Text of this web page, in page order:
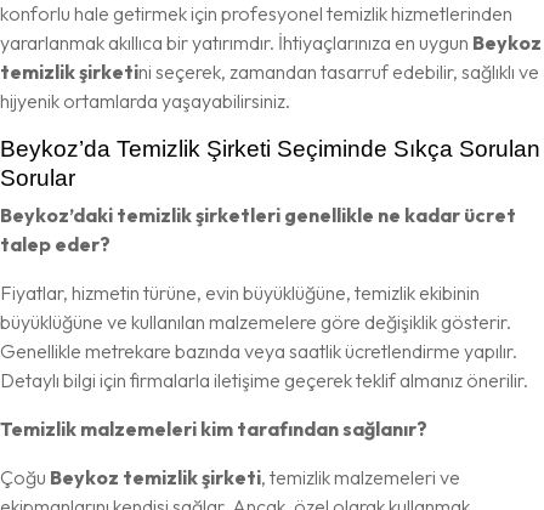
konforlu hale getirmek için profesyonel temizlik hizmetlerinden
yararlanmak akıllıca bir yatırımdır. İhtiyaçlarınıza en uygun Beykoz
temizlik şirketini seçerek, zamandan tasarruf edebilir, sağlıklı ve
hijyenik ortamlarda yaşayabilirsiniz.
Beykoz’da Temizlik Şirketi Seçiminde Sıkça Sorulan
Sorular
Beykoz’daki temizlik şirketleri genellikle ne kadar ücret
talep eder?
Fiyatlar, hizmetin türüne, evin büyüklüğüne, temizlik ekibinin
büyüklüğüne ve kullanılan malzemelere göre değişiklik gösterir.
Genellikle metrekare bazında veya saatlik ücretlendirme yapılır.
Detaylı bilgi için firmalarla iletişime geçerek teklif almanız önerilir.
Temizlik malzemeleri kim tarafından sağlanır?
Çoğu Beykoz temizlik şirketi, temizlik malzemeleri ve